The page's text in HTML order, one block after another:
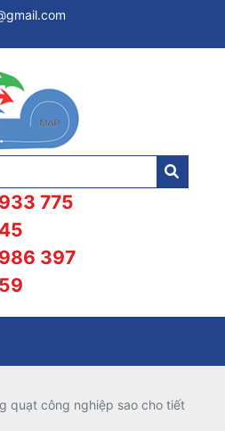
775
397
quạt công nghiệp sao cho tiết